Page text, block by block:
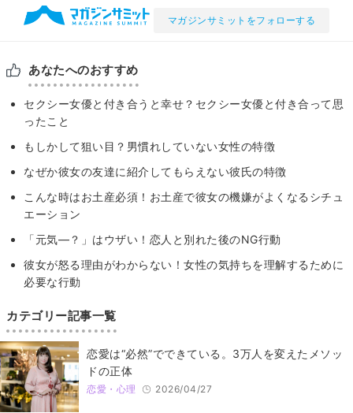
マガジンサミットをフォローする
あなたへのおすすめ
セクシー女優と付き合うと幸せ？セクシー女優と付き合って思
ったこと
もしかして狙い目？男慣れしていない女性の特徴
なぜか彼女の友達に紹介してもらえない彼氏の特徴
こんな時はお土産必須！お土産で彼女の機嫌がよくなるシチュ
エーション
「元気―？」はウザい！恋人と別れた後のNG行動
彼女が怒る理由がわからない！女性の気持ちを理解するために
必要な行動
カテゴリー記事一覧
恋愛は“必然”でできている。3万人を変えたメソッ
ドの正体
恋愛・心理 2026/04/27